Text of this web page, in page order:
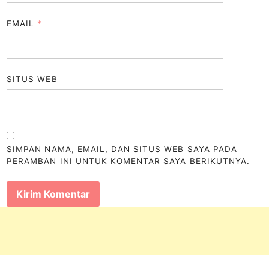
EMAIL *
SITUS WEB
SIMPAN NAMA, EMAIL, DAN SITUS WEB SAYA PADA
PERAMBAN INI UNTUK KOMENTAR SAYA BERIKUTNYA.